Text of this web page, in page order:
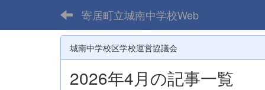
寄居町立城南中学校Web
城南中学校区学校運営協議会
2026年4月の記事一覧